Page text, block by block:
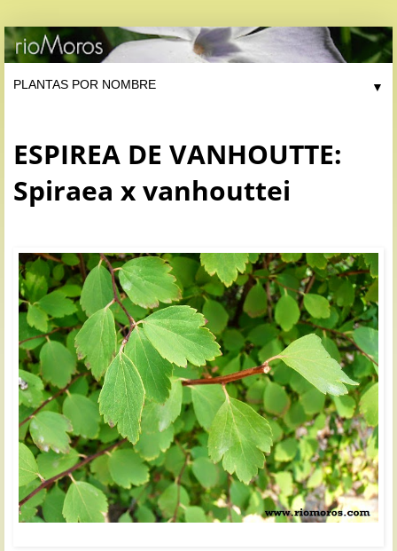
▼
ESPIREA DE VANHOUTTE:
Spiraea x vanhouttei